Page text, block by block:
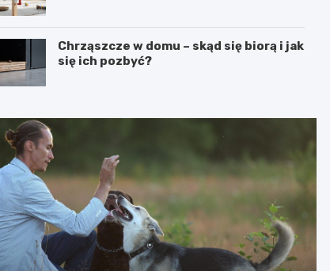
Chrząszcze w domu – skąd się biorą i jak
się ich pozbyć?